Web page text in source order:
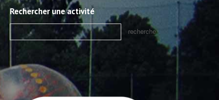
Rechercher une activité